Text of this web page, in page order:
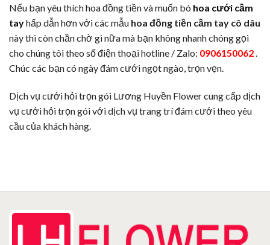
Nếu bạn yêu thích hoa đồng tiền và muốn bó hoa cưới cầm
tayhấp dẫn hơn với các mẫu hoa đồng tiền cầm tay cô dâu
này thì còn chần chờ gì nữa mà bạn không nhanh chóng gọi
cho chúng tôi theo số điện thoại hotline / Zalo: 0906150062.
Chúc các bạn có ngày đám cưới ngọt ngào, trọn vẹn.
Dịch vụ cưới hỏi trọn gói Lương Huyền Flower cung cấp dịch
vụ cưới hỏi trọn gói với dịch vụ trang trí đám cưới theo yêu
cầu của khách hàng.